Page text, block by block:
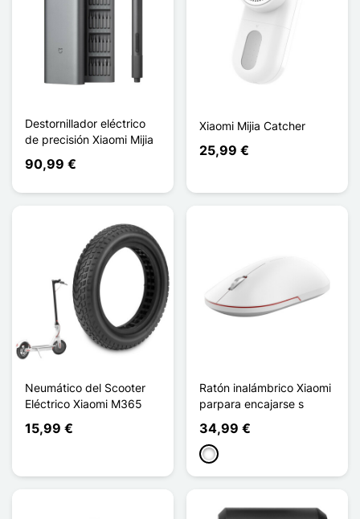
Destornillador eléctrico
de precisión Xiaomi Mijia
90,99 €
Xiaomi Mijia Catcher
25,99 €
Neumático del Scooter
Eléctrico Xiaomi M365
15,99 €
Ratón inalámbrico Xiaomi
parpara encajarse s
34,99 €
Blanco